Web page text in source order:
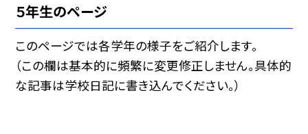
５年生のページ
このページでは各学年の様子をご紹介します。
（この欄は基本的に頻繁に変更修正しません。具体的
な記事は学校日記に書き込んでください。）